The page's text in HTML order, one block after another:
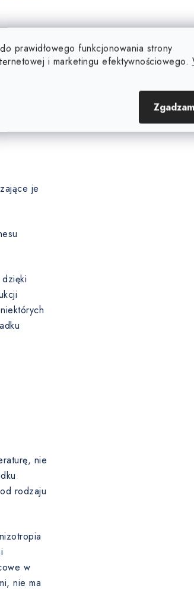
prawidłowego funkcjonowania strony
i marketingu efektywnościowego.
(5-10 µm),
warstwą
je
nie
rodzaju
w
nie ma